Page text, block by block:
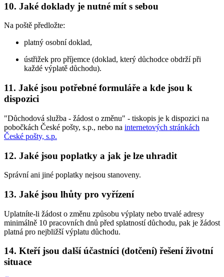
10. Jaké doklady je nutné mít s sebou
Na poště předložte:
platný osobní doklad,
ústřižek pro příjemce (doklad, který důchodce obdrží při
každé výplatě důchodu).
11. Jaké jsou potřebné formuláře a kde jsou k
dispozici
"Důchodová služba - žádost o změnu" - tiskopis je k dispozici na
pobočkách České pošty, s.p., nebo na internetových stránkách
České pošty, s.p.
12. Jaké jsou poplatky a jak je lze uhradit
Správní ani jiné poplatky nejsou stanoveny.
13. Jaké jsou lhůty pro vyřízení
Uplatníte-li žádost o změnu způsobu výplaty nebo trvalé adresy
minimálně 10 pracovních dnů před splatností důchodu, pak je žádost
platná pro nejbližší výplatu důchodu.
14. Kteří jsou další účastníci (dotčení) řešení životní
situace